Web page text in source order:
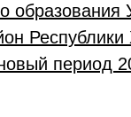
образования
Республики
период